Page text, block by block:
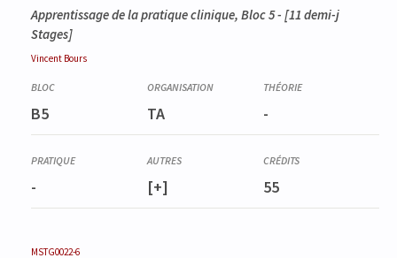
Apprentissage de la pratique clinique, Bloc 5- [11 demi-j
Stages]
Vincent Bours
B5 TA -
- [+] 55
MSTG0022-6